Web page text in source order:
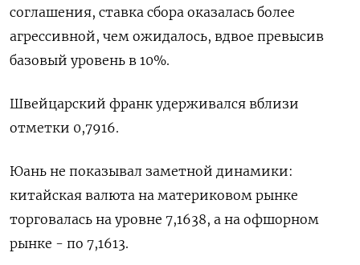
соглашения, ставка сбора оказалась более
агрессивной, чем ожидалось, вдвое превысив
базовый уровень в 10%.
Швейцарский франк удерживался вблизи
отметки 0,7916​.
Юань не показывал заметной динамики:
китайская валюта на материковом рынке
торговалась на уровне 7,1638​, а на офшорном
рынке - по 7,1613.